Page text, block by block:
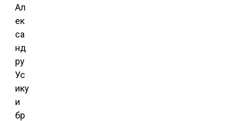
Ал
ек
са
нд
ру
Ус
ику
и
бр